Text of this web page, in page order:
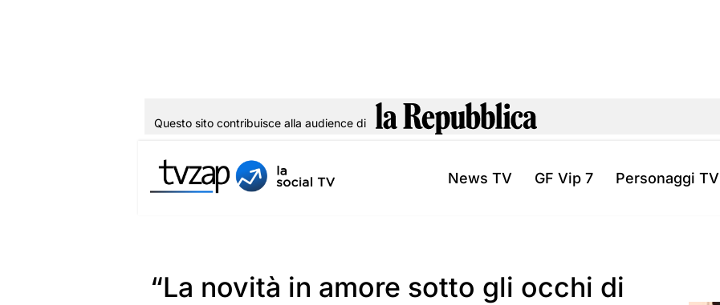
al
Questo sito contribuisce alla audience di
News TV GF Vip 7 Personaggi TV
“La novità in amore sotto gli occhi di